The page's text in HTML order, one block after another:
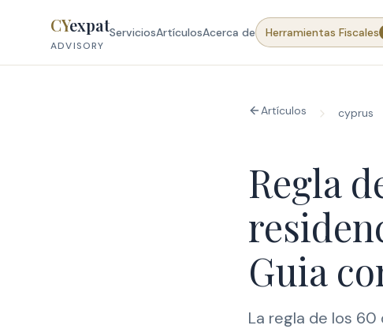
CYexpat
ADVISORY
ServiciosArtículosAcerca de Herramientas Fiscales
Artículos cyprus
Regla
Guia
La regla de los 60